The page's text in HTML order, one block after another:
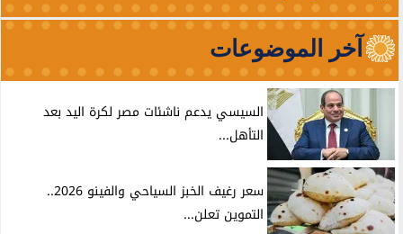
آخر الموضوعات
السيسي يدعم ناشئات مصر لكرة اليد بعد
التأهل...
سعر رغيف الخبز السياحي والفينو 2026..
التموين تعلن...